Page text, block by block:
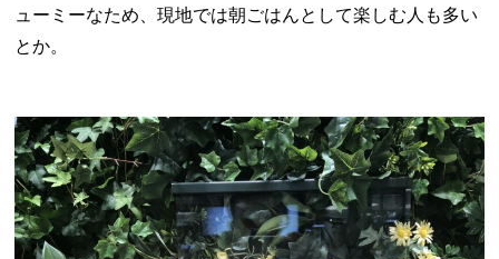
ューミーなため、現地では朝ごはんとして楽しむ人も多い
とか。